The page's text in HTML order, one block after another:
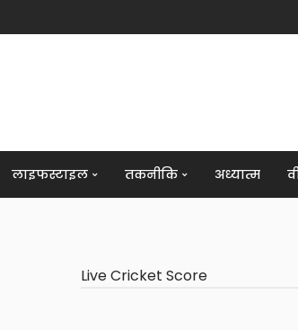
लाइफस्टाइल तकनीकि अध्यात्म
Live Cricket Score